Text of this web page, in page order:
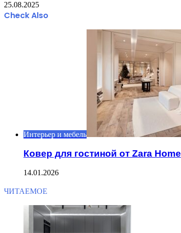
25.08.2025
Check Also
Интерьер и мебель
Ковер для гостиной от Zara Home
14.01.2026
ЧИТАЕМОЕ